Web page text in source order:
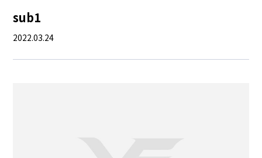
sub1
2022.03.24